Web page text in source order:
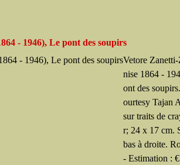
- 1946), Le pont des soupirs
Vetore
nise 1864 -
ont des
ourtesy Tajan
sur traits de
r; 24 x 17 cm.
bas à droite.
- Estimation :